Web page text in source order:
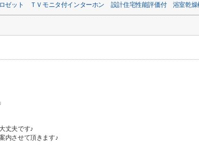
ゼット ＴＶモニタ付インターホン 設計住宅性能評価付 浴室乾燥
丈夫です♪
内させて頂きます♪